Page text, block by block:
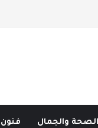
البحر مع غسان المزيدي
الصحة والجمال فنون